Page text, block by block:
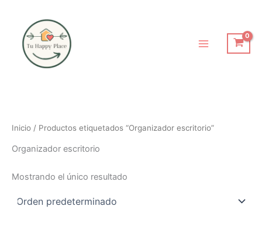
contenido
Inicio / Productos etiquetados “Organizador escritorio”
Organizador escritorio
Mostrando el único resultado